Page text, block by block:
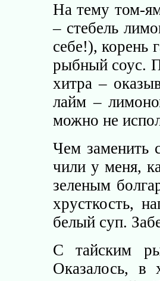
На тему том-
– стебель
себе!), корень
рыбный соус.
хитра –
лайм –
можно не
Чем заменить
чили у меня,
зеленым
хрусткость,
белый суп.
С тайским
Оказалось, в